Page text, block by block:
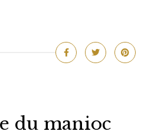
du manioc